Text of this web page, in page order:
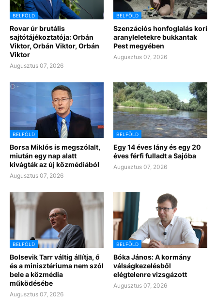
BELFÖLD
Rovar úr brutális
sajtótájékoztatója: Orbán
Viktor, Orbán Viktor, Orbán
Viktor
Augusztus 07, 2026
BELFÖLD
Szenzációs honfoglalás kori
aranyleletekre bukkantak
Pest megyében
Augusztus 07, 2026
BELFÖLD
Borsa Miklós is megszólalt,
miután egy nap alatt
kivágták az új közmédiából
Augusztus 07, 2026
BELFÖLD
Egy 14 éves lány és egy 20
éves férfi fulladt a Sajóba
Augusztus 07, 2026
BELFÖLD
Bolsevik Tarr váltig állítja, ő
és a minisztériuma nem szól
bele a közmédia
működésébe
Augusztus 07, 2026
BELFÖLD
Bóka János: A kormány
válságkezelésből
elégtelenre vizsgázott
Augusztus 07, 2026